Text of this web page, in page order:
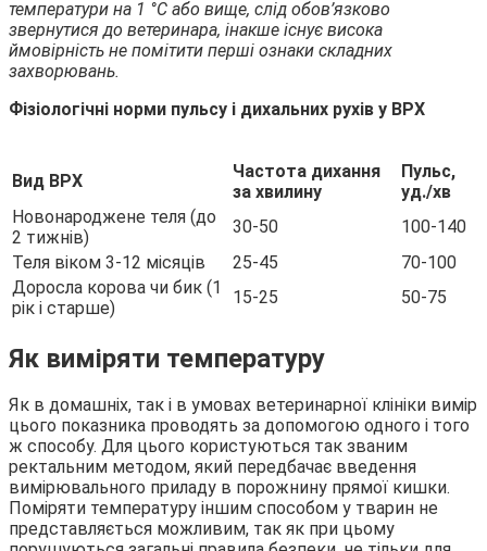
температури на 1 °С або вище, слід обов’язково
звернутися до ветеринара, інакше існує висока
ймовірність не помітити перші ознаки складних
захворювань.
Фізіологічні норми пульсу і дихальних рухів у ВРХ
Вид ВРХ
Частота дихання
за хвилину
Пульс,
уд./хв
Новонароджене теля (до
2 тижнів)
30-50
100-140
Теля віком 3-12 місяців
25-45
70-100
Доросла корова чи бик (1
рік і старше)
15-25 50-75
Як виміряти температуру
Як в домашніх, так і в умовах ветеринарної клініки вимір
цього показника проводять за допомогою одного і того
ж способу. Для цього користуються так званим
ректальним методом, який передбачає введення
вимірювального приладу в порожнину прямої кишки.
Поміряти температуру іншим способом у тварин не
представляється можливим, так як при цьому